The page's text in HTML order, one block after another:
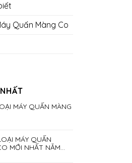
Quấn Màng Co
MÁY QUẤN MÀNG
MÁY QUẤN
MỚI NHẤT NĂM